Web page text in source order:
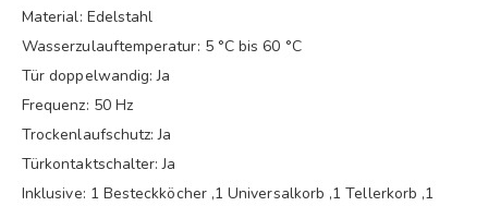
Material: Edelstahl
Wasserzulauftemperatur: 5 °C bis 60 °C
Tür doppelwandig: Ja
Frequenz: 50 Hz
Trockenlaufschutz: Ja
Türkontaktschalter: Ja
Inklusive: 1 Besteckköcher ,1 Universalkorb ,1 Tellerkorb ,1